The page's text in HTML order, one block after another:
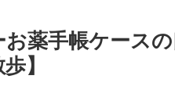
薬手帳ケース
】